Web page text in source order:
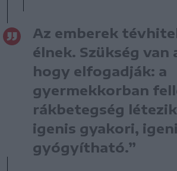
Az emberek
élnek. Szükség van
hogy elfogadják: a
gyermekkorban
rákbetegség
igenis gyakori,
gyógyítható.”